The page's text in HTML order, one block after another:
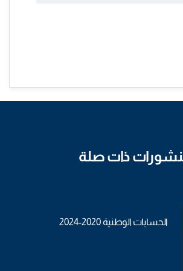
ذات صلة
الحسابات الوطنية 2020-2024